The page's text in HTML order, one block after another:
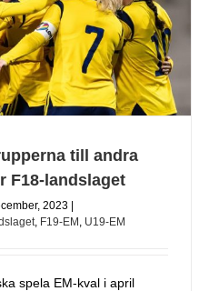
till andra
F18-landslaget
2023 |
, F19-EM , U19-EM
spela EM-kval i april